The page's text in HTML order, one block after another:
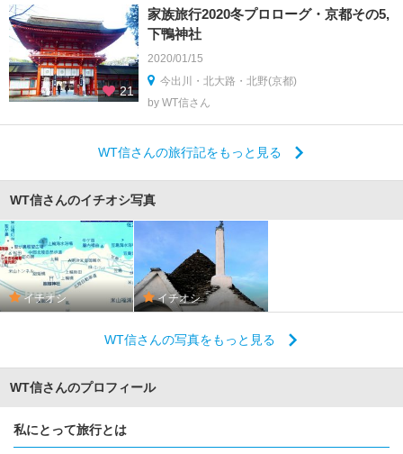
21
家族旅行2020冬プロローグ・京都その5,
下鴨神社
2020/01/15
今出川・北大路・北野(京都)
by WT信さん
WT信さんの旅行記をもっと見る
WT信さんのイチオシ写真
イチオシ イチオシ
WT信さんの写真をもっと見る
WT信さんのプロフィール
私にとって旅行とは